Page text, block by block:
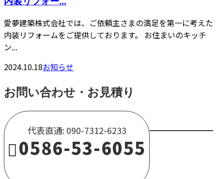
愛夢建築株式会社では、ご依頼主さまの満足を第一に考えた
内装リフォームをご提供しております。 お住まいのキッチ
ン...
2024.10.18お知らせ
お問い合わせ・お見積り
代表直通: 090-7312-6233
0586-53-6055